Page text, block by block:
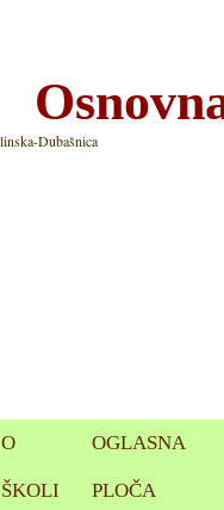
O
ŠKOLI
OGLASNA
PLOČA